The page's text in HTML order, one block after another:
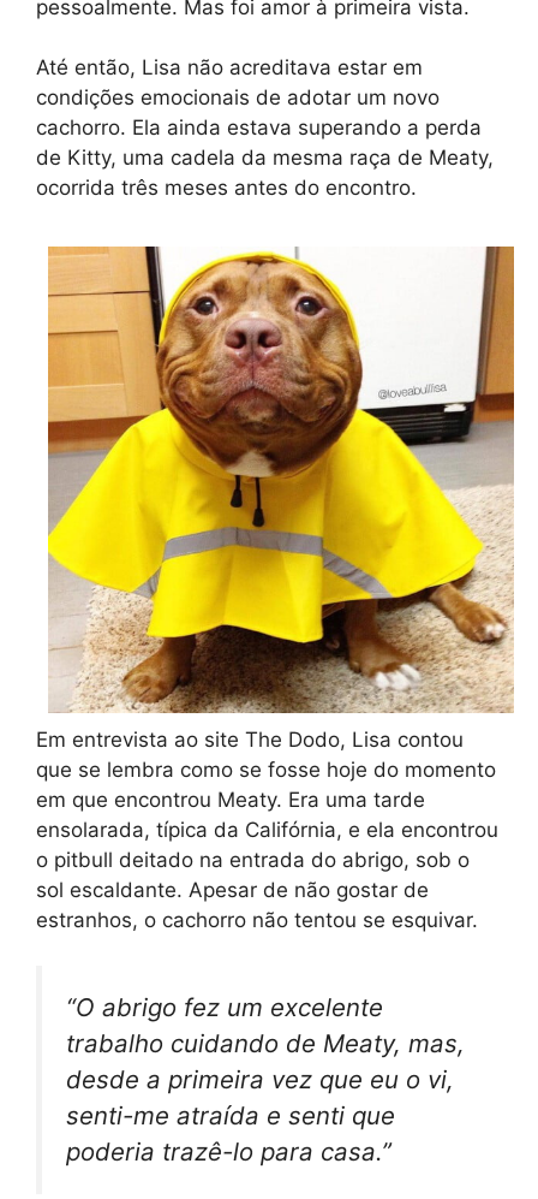
pessoalmente. Mas foi amor à primeira vista.
Até então, Lisa não acreditava estar em
condições emocionais de adotar um novo
cachorro. Ela ainda estava superando a perda
de Kitty, uma cadela da mesma raça de Meaty,
ocorrida três meses antes do encontro.
Em entrevista ao site The Dodo, Lisa contou
que se lembra como se fosse hoje do momento
em que encontrou Meaty. Era uma tarde
ensolarada, típica da Califórnia, e ela encontrou
o pitbull deitado na entrada do abrigo, sob o
sol escaldante. Apesar de não gostar de
estranhos, o cachorro não tentou se esquivar.
“O abrigo fez um excelente
trabalho cuidando de Meaty, mas,
desde a primeira vez que eu o vi,
senti-me atraída e senti que
poderia trazê-lo para casa.”